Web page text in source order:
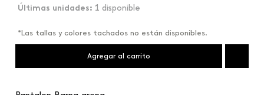
1 disponible
*Las tallas y colores tachados no están disponibles.
Agregar al carrito